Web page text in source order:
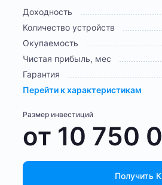
Доходность
Количество устройств
Окупаемость
Чистая прибыль, мес
Гарантия
Перейти к характеристикам
Размер инвестиций
от 10 750
Получить